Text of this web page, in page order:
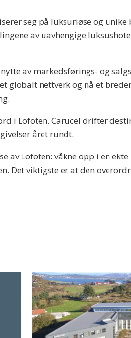
seg på luksuriøse og
av uavhengige
av markedsførings- og
globalt nettverk og nå et
i Lofoten. Carucel drifter
året rundt.
av Lofoten: våkne opp i en
Det viktigste er at den